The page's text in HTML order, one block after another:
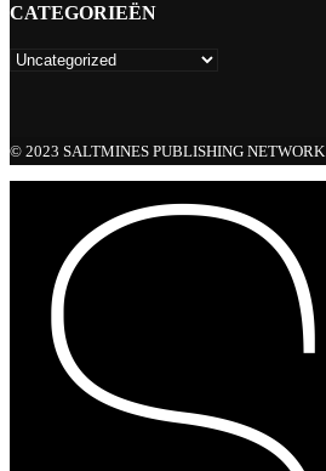
CATEGORIEËN
© 2023 SALTMINES PUBLISHING NETWORK